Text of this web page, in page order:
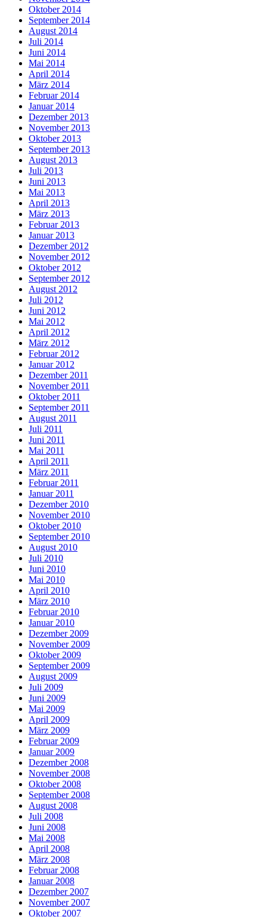
Oktober 2014
September 2014
August 2014
Juli 2014
Juni 2014
Mai 2014
April 2014
März 2014
Februar 2014
Januar 2014
Dezember 2013
November 2013
Oktober 2013
September 2013
August 2013
Juli 2013
Juni 2013
Mai 2013
April 2013
März 2013
Februar 2013
Januar 2013
Dezember 2012
November 2012
Oktober 2012
September 2012
August 2012
Juli 2012
Juni 2012
Mai 2012
April 2012
März 2012
Februar 2012
Januar 2012
Dezember 2011
November 2011
Oktober 2011
September 2011
August 2011
Juli 2011
Juni 2011
Mai 2011
April 2011
März 2011
Februar 2011
Januar 2011
Dezember 2010
November 2010
Oktober 2010
September 2010
August 2010
Juli 2010
Juni 2010
Mai 2010
April 2010
März 2010
Februar 2010
Januar 2010
Dezember 2009
November 2009
Oktober 2009
September 2009
August 2009
Juli 2009
Juni 2009
Mai 2009
April 2009
März 2009
Februar 2009
Januar 2009
Dezember 2008
November 2008
Oktober 2008
September 2008
August 2008
Juli 2008
Juni 2008
Mai 2008
April 2008
März 2008
Februar 2008
Januar 2008
Dezember 2007
November 2007
Oktober 2007